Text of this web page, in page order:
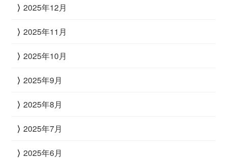
2025年12月
2025年11月
2025年10月
2025年9月
2025年8月
2025年7月
2025年6月